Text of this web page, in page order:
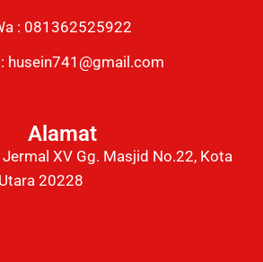
: 081362525922
husein741@gmail.com
Alamat
XV Gg. Masjid No.22, Kota
20228